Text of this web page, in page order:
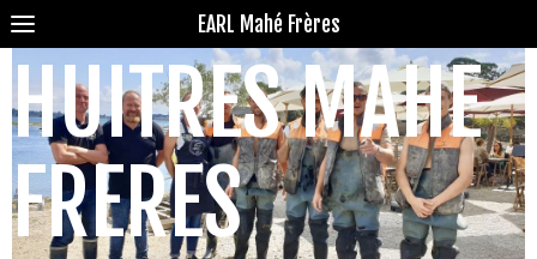
EARL Mahé Frères
HUÎTRES MAHE
FRERES